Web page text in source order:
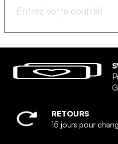
RETOURS
15 jours pour